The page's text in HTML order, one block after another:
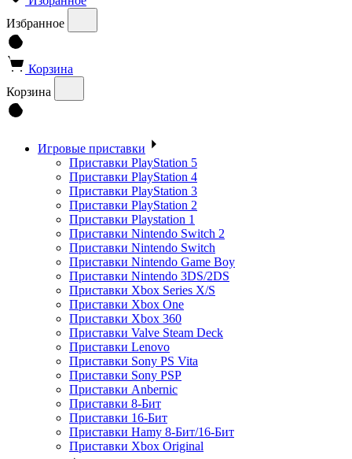
Избранное
Корзина
Корзина
Игровые приставки
Приставки PlayStation 5
Приставки PlayStation 4
Приставки PlayStation 3
Приставки PlayStation 2
Приставки Playstation 1
Приставки Nintendo Switch 2
Приставки Nintendo Switch
Приставки Nintendo Game Boy
Приставки Nintendo 3DS/2DS
Приставки Xbox Series X/S
Приставки Xbox One
Приставки Xbox 360
Приставки Valve Steam Deck
Приставки Lenovo
Приставки Sony PS Vita
Приставки Sony PSP
Приставки Anbernic
Приставки 8-Бит
Приставки 16-Бит
Приставки Hamy 8-Бит/16-Бит
Приставки Xbox Original